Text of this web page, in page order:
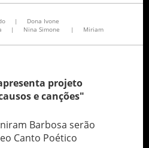
|
Dona Ivone
| Nina Simone |
Miriam
projeto
e canções"
Barbosa serão
Canto Poético